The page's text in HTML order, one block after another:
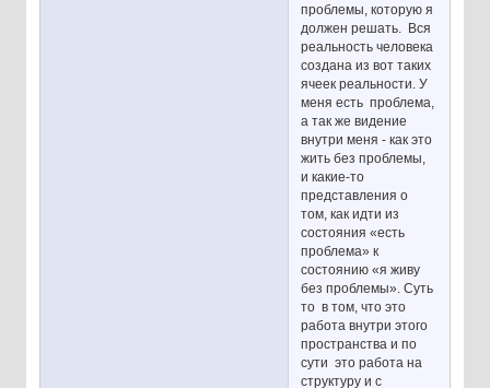
проблемы, которую я
должен решать. Вся
реальность человека
создана из вот таких
ячеек реальности. У
меня есть проблема,
а так же видение
внутри меня - как это
жить без проблемы,
и какие-то
представления о
том, как идти из
состояния «есть
проблема» к
состоянию «я живу
без проблемы». Суть
то в том, что это
работа внутри этого
пространства и по
сути это работа на
структуру и с